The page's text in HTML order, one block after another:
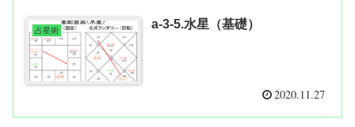
占星術 a-3-5.水星（基礎）
2020.11.27